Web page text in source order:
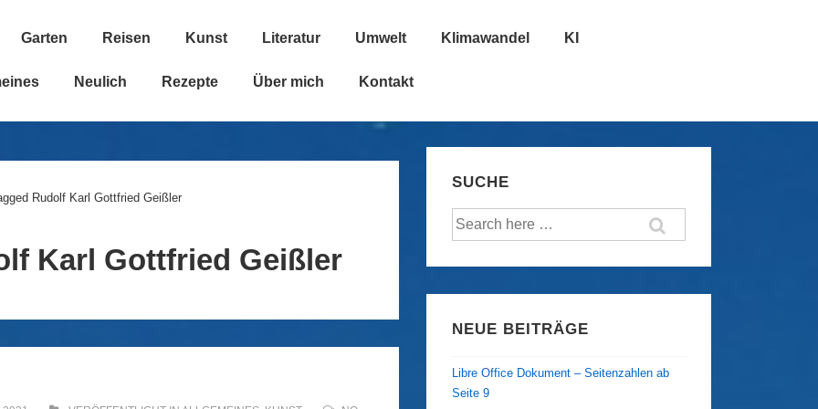
Garten Reisen Kunst Literatur Umwelt Klimawandel KI
Neulich Rezepte Über mich Kontakt
Rudolf Karl Gottfried Geißler
Karl Gottfried Geißler
SUCHE
Suche
nach:
NEUE BEITRÄGE
Libre Office Dokument – Seitenzahlen ab
Seite 9